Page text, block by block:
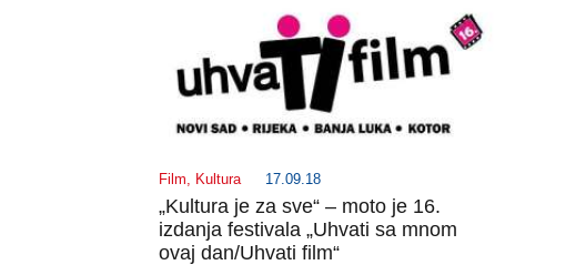
Film, Kultura 17.09.18
„Kultura je za sve“ – moto je 16.
izdanja festivala „Uhvati sa mnom
ovaj dan/Uhvati film“